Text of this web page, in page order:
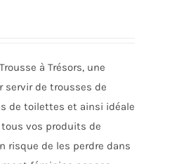
à Trésors, une
servir de trousses de
de toilettes et ainsi idéale
vos produits de
risque de les perdre dans